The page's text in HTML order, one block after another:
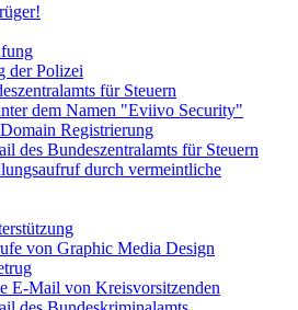
der Polizei
für Steuern
dem Namen "Eviivo Security"
Registrierung
des Bundeszentralamts für Steuern
durch vermeintliche
von Graphic Media Design
E-Mail von Kreisvorsitzenden